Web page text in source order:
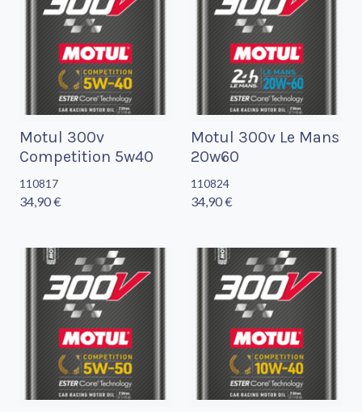
Motul 300v
Competition 5w40
110817
34,90 €
Motul 300v Le Mans
20w60
110824
34,90 €